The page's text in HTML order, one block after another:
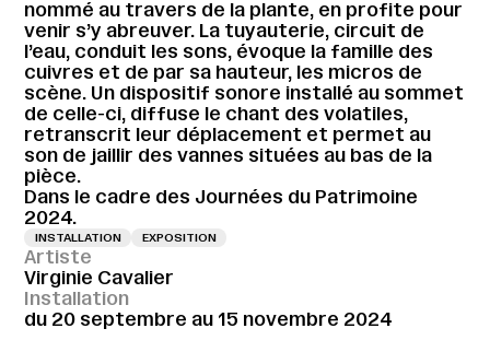
nommé au travers de la plante, en profite pour
venir s’y abreuver. La tuyauterie, circuit de
l’eau, conduit les sons, évoque la famille des
cuivres et de par sa hauteur, les micros de
scène. Un dispositif sonore installé au sommet
de celle-ci, diffuse le chant des volatiles,
retranscrit leur déplacement et permet au
son de jaillir des vannes situées au bas de la
pièce.
Dans le cadre des Journées du Patrimoine
2024.
INSTALLATION EXPOSITION
Artiste
Virginie Cavalier
Installation
du 20 septembre au 15 novembre 2024